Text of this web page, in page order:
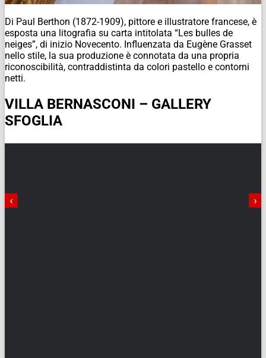
Di Paul Berthon (1872-1909), pittore e illustratore francese, è
esposta una litografia su carta intitolata “Les bulles de
neiges”, di inizio Novecento. Influenzata da Eugène Grasset
nello stile, la sua produzione è connotata da una propria
riconoscibilità, contraddistinta da colori pastello e contorni
netti.
VILLA BERNASCONI – GALLERY
SFOGLIA
‹ ›